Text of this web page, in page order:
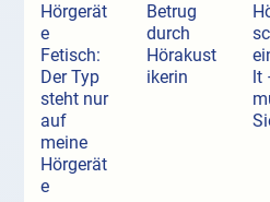
Hörgerät
e
Fetisch:
Der Typ
steht nur
auf
meine
Hörgerät
e
Betrug
durch
Hörakust
ikerin
lt